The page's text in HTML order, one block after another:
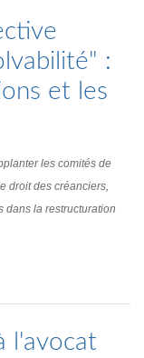
:
et les
les comités de
droit des créanciers,
dans la restructuration
l'avocat